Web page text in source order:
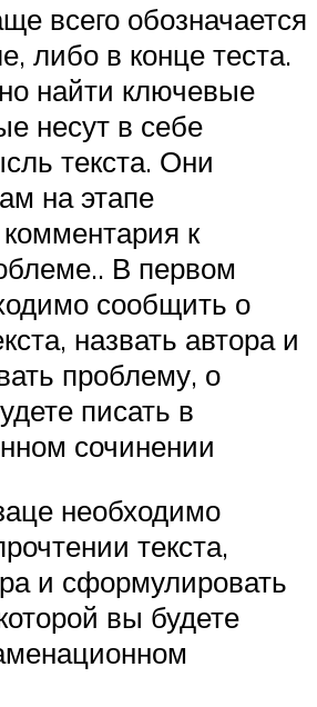
всего обозначается
либо в конце теста.
найти ключевые
несут в себе
текста. Они
на этапе
к
В первом
сообщить о
назвать автора и
проблему, о
писать в
сочинении
необходимо
текста,
и сформулировать
вы будете